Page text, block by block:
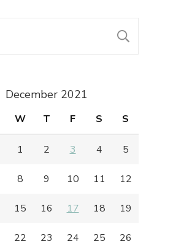
December 2021
W T F S S
1 2 3 4 5
8 9 10 11 12
15 16 17 18 19
22 23 24 25 26